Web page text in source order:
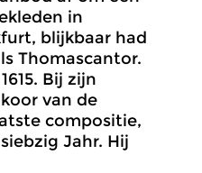
in
blijkbaar had
Thomascantor.
Bij zijn
van de
compositie,
Jahr. Hij